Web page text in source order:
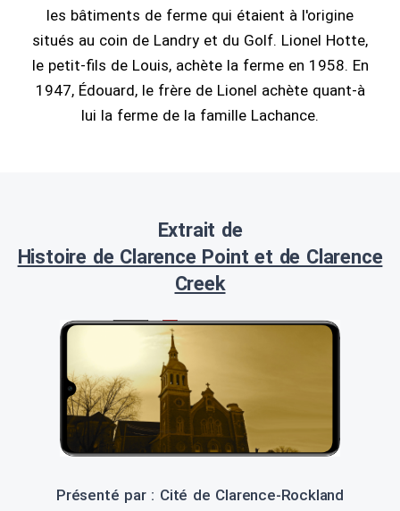
les bâtiments de ferme qui étaient à l'origine
situés au coin de Landry et du Golf. Lionel Hotte,
le petit-fils de Louis, achète la ferme en 1958. En
1947, Édouard, le frère de Lionel achète quant-à
lui la ferme de la famille Lachance.
Extrait de
Histoire de Clarence Point et de Clarence
Creek
Présenté par : Cité de Clarence-Rockland